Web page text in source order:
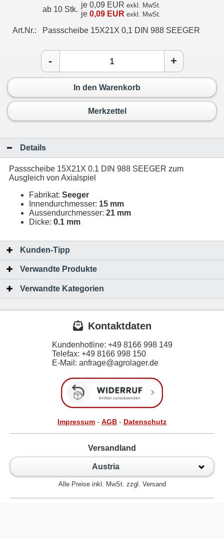
ab 10 Stk.
je 0,09 EUR exkl. MwSt.
je 0,09 EUR exkl. MwSt.
Art.Nr.: Passscheibe 15X21X 0,1 DIN 988 SEEGER
- +
In den Warenkorb
Merkzettel
Details
Passscheibe 15X21X 0.1 DIN 988 SEEGER zum
Ausgleich von Axialspiel
Fabrikat: Seeger
Innendurchmesser: 15 mm
Aussendurchmesser: 21 mm
Dicke: 0.1 mm
Kunden-Tipp
Verwandte Produkte
Verwandte Kategorien
Kontaktdaten
Kundenhotline: +49 8166 998 149
Telefax: +49 8166 998 150
E-Mail: anfrage@agrolager.de
Impressum - AGB - Datenschutz
Versandland
Austria
Alle Preise inkl. MwSt. zzgl. Versand